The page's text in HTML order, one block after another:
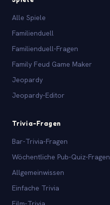
Alle Spiele
Familienduell
Familienduell-Fragen
Family Feud Game Maker
Jeopardy
Jeopardy-Editor
Trivia-Fragen
Bar-Trivia-Fragen
Wöchentliche Pub-Quiz-Fragen
Allgemeinwissen
Einfache Trivia